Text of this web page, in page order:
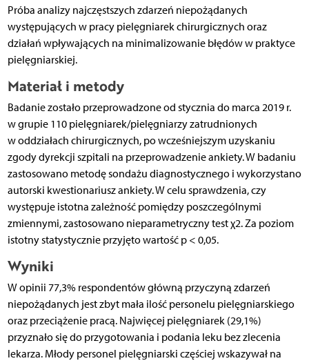
Próba analizy najczęstszych zdarzeń niepożądanych
występujących w pracy pielęgniarek chirurgicznych oraz
działań wpływających na minimalizowanie błędów w praktyce
pielęgniarskiej.
Materiał i metody
Badanie zostało przeprowadzone od stycznia do marca 2019 r.
w grupie 110 pielęgniarek/pielęgniarzy zatrudnionych
w oddziałach chirurgicznych, po wcześniejszym uzyskaniu
zgody dyrekcji szpitali na przeprowadzenie ankiety. W badaniu
zastosowano metodę sondażu diagnostycznego i wykorzystano
autorski kwestionariusz ankiety. W celu sprawdzenia, czy
występuje istotna zależność pomiędzy poszczególnymi
zmiennymi, zastosowano nieparametryczny test χ2. Za poziom
istotny statystycznie przyjęto wartość p < 0,05.
Wyniki
W opinii 77,3% respondentów główną przyczyną zdarzeń
niepożądanych jest zbyt mała ilość personelu pielęgniarskiego
oraz przeciążenie pracą. Najwięcej pielęgniarek (29,1%)
przyznało się do przygotowania i podania leku bez zlecenia
lekarza. Młody personel pielęgniarski częściej wskazywał na